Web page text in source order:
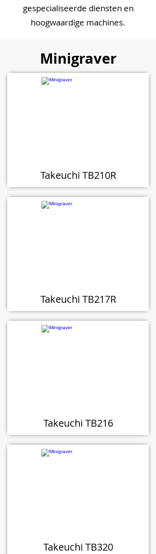
gespecialiseerde diensten en
hoogwaardige machines.
Minigraver
Takeuchi TB210R
Takeuchi TB217R
Takeuchi TB216
Takeuchi TB320